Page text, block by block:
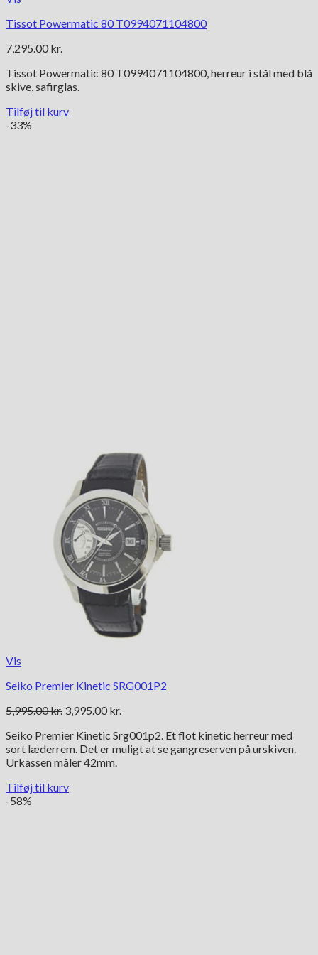
Tissot Powermatic 80 T0994071104800
7,295.00 kr.
Tissot Powermatic 80 T0994071104800, herreur i stål med blå
skive, safirglas.
Tilføj til kurv
-33%
Vis
Seiko Premier Kinetic SRG001P2
5,995.00kr. Den
pris
var:
5,995.00 kr..
3,995.00 kr.
pris
er:
Seiko Premier Kinetic Srg001p2. Et flot kinetic herreur med
sort læderrem. Det er muligt at se gangreserven på urskiven.
Urkassen måler 42mm.
Tilføj til kurv
-58%